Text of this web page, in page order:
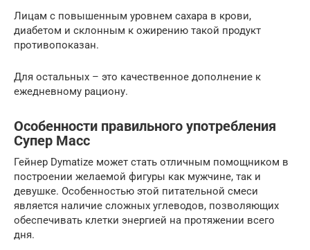
Лицам с повышенным уровнем сахара в крови,
диабетом и склонным к ожирению такой продукт
противопоказан.
Для остальных – это качественное дополнение к
ежедневному рациону.
Особенности правильного употребления
Супер Масс
Гейнер Dymatize может стать отличным помощником в
построении желаемой фигуры как мужчине, так и
девушке. Особенностью этой питательной смеси
является наличие сложных углеводов, позволяющих
обеспечивать клетки энергией на протяжении всего
дня.